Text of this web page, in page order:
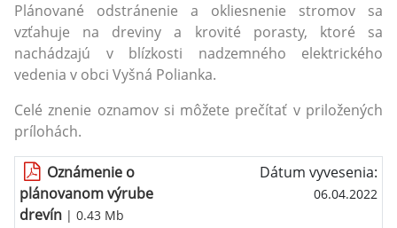
Plánované odstránenie a okliesnenie stromov sa
vzťahuje na dreviny a krovité porasty, ktoré sa
nachádzajú v blízkosti nadzemného elektrického
vedenia v obci Vyšná Polianka.
Celé znenie oznamov si môžete prečítať v priložených
prílohách.
Oznámenie o
plánovanom výrube
drevín | 0.43 Mb
Dátum vyvesenia:
06.04.2022